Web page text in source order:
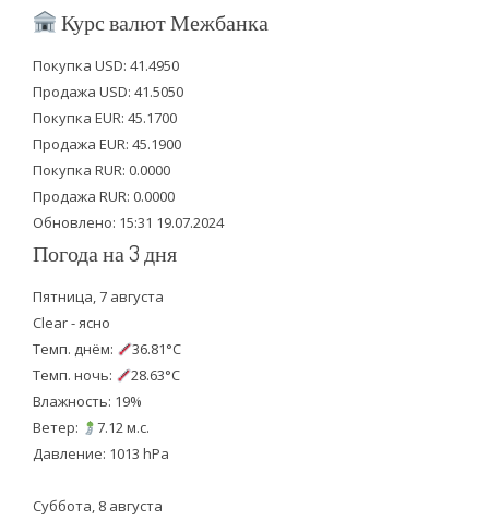
i
t
e
r
c
b
o
o
k
u
u
b
e
Курс валют Межбанка
Покупка USD: 41.4950
Продажа USD: 41.5050
Покупка EUR: 45.1700
Продажа EUR: 45.1900
Покупка RUR: 0.0000
Продажа RUR: 0.0000
Обновлено: 15:31 19.07.2024
Погода на 3 дня
Пятница, 7 августа
Clear - ясно
Темп. днём:
36.81°C
Темп. ночь:
28.63°C
Влажность: 19%
Ветер:
7.12 м.с.
Давление: 1013 hPa
Суббота, 8 августа